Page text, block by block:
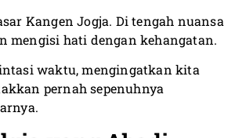
Kangen Jogja. Di tengah nuansa
mengisi hati dengan kehangatan.
waktu, mengingatkan kita
pernah sepenuhnya